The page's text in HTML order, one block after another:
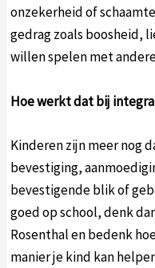
onzekerheid of
gedrag zoals boosheid,
willen spelen met
Hoe werkt dat bij
Kinderen zijn meer nog
bevestiging,
bevestigende blik of
goed op school, denk
Rosenthal en bedenk
manier je kind kan